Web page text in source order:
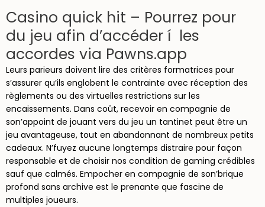
Casino quick hit – Pourrez pour
du jeu afin d’accéder í les
accordes via Pawns.app
Leurs parieurs doivent lire des critères formatrices pour
s’assurer qu’ils englobent le contrainte avec réception des
règlements ou des virtuelles restrictions sur les
encaissements. Dans coût, recevoir en compagnie de
son’appoint de jouant vers du jeu un tantinet peut être un
jeu avantageuse, tout en abandonnant de nombreux petits
cadeaux. N’fuyez aucune longtemps distraire pour façon
responsable et de choisir nos condition de gaming crédibles
sauf que calmés. Empocher en compagnie de son’brique
profond sans archive est le prenante que fascine de
multiples joueurs.